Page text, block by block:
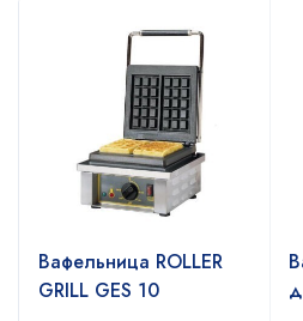
Вафельница ROLLER
GRILL GES 10